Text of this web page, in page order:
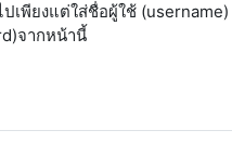
เพียงแต่ใส่ชื่อผู้ใช้ (username)
จากหน้านี้